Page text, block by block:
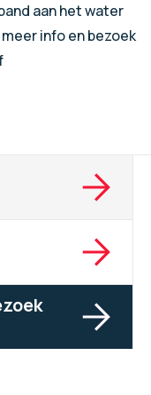
aan het water
info en bezoek